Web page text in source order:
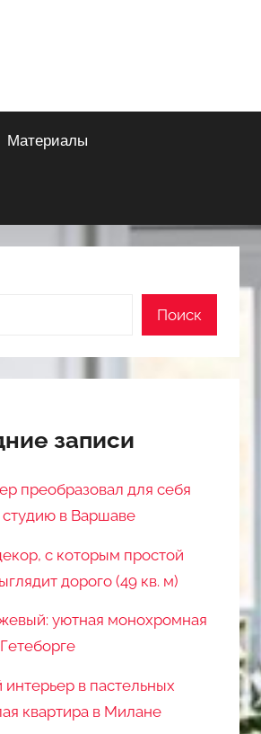
Материалы
Поиск
записи
преобразовал для себя
в Варшаве
с которым простой
дорого (49 кв. м)
уютная монохромная
интерьер в пастельных
квартира в Милане